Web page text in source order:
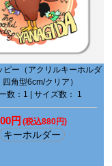
ピー（アクリルキーホルダ
四角型6cm/クリア）
数：1 | サイズ数： 1
円 (税込880円)
キーホルダー